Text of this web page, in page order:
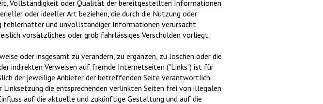
Vollständigkeit oder Qualität der bereitgestellten Informationen.
oder ideeller Art beziehen, die durch die Nutzung oder
fehlerhafter und unvollständiger Informationen verursacht
vorsätzliches oder grob fahrlässiges Verschulden vorliegt.
oder insgesamt zu verändern, zu ergänzen, zu löschen oder die
indirekten Verweisen auf fremde Internetseiten ("Links") ist für
der jeweilige Anbieter der betreffenden Seite verantwortlich.
die entsprechenden verlinkten Seiten frei von illegalen
auf die aktuelle und zukünftige Gestaltung und auf die